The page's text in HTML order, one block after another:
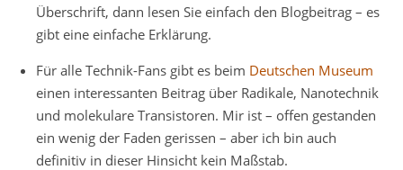
Überschrift, dann lesen Sie einfach den Blogbeitrag – es
gibt eine einfache Erklärung.
Für alle Technik-Fans gibt es beim Deutschen Museum
einen interessanten Beitrag über Radikale, Nanotechnik
und molekulare Transistoren. Mir ist – offen gestanden
ein wenig der Faden gerissen – aber ich bin auch
definitiv in dieser Hinsicht kein Maßstab.